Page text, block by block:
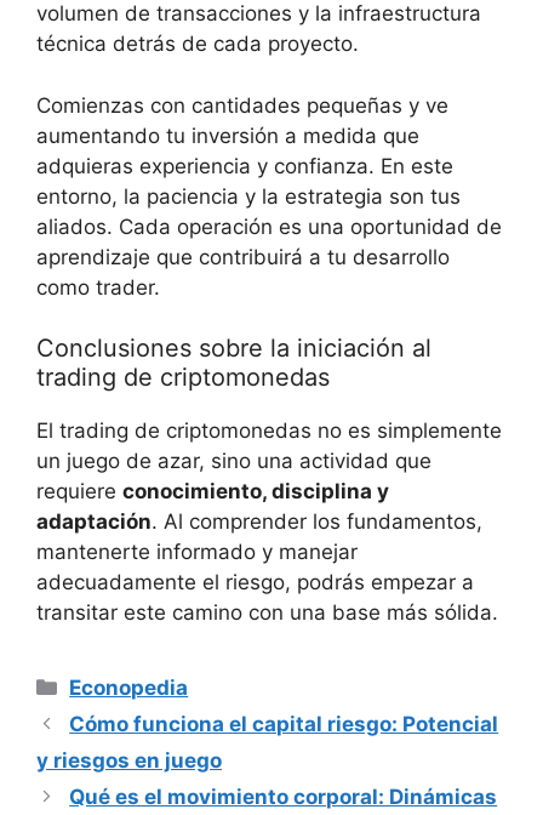
volumen de⁢ transacciones y ⁣la⁢ infraestructura
técnica detrás de cada proyecto.
Comienzas con ​cantidades pequeñas y ve⁣
aumentando tu inversión a medida que ​
adquieras⁢ experiencia y confianza. ⁤En este
entorno, la ⁤paciencia⁢ y la estrategia ⁣son tus ​
aliados. Cada​ operación es una oportunidad de
aprendizaje ⁤que contribuirá‌ a tu desarrollo
‌como trader.
Conclusiones⁢ sobre la ⁣iniciación al
trading ​de⁢ criptomonedas
El trading de criptomonedas no es simplemente
un ⁢juego​ de azar, ⁣sino una ⁢actividad que
requiere conocimiento,⁤ disciplina ‍y
adaptación. Al comprender‍ los fundamentos,
mantenerte informado y manejar⁤
adecuadamente⁤ el riesgo, podrás empezar a
transitar este camino con una base ‌más sólida.
Categorías
Econopedia
Cómo funciona el capital riesgo: Potencial
y riesgos en juego
Qué es el movimiento corporal: Dinámicas